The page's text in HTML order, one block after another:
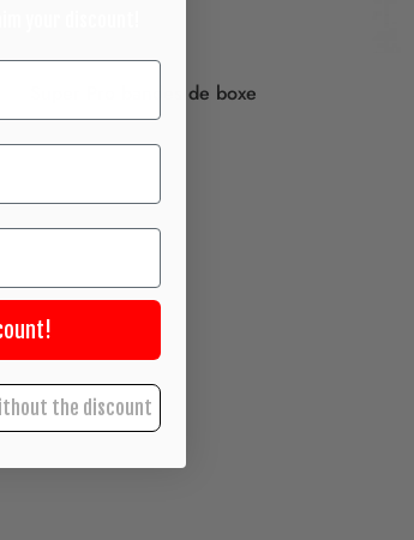
Super Pro bandes de boxe
the discount